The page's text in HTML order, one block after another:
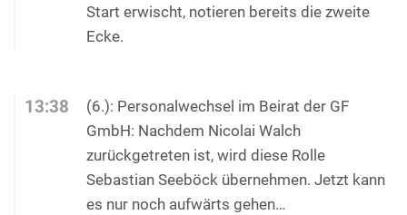
Start erwischt, notieren bereits die zweite
Ecke.
13:38
(6.): Personalwechsel im Beirat der GF
GmbH: Nachdem Nicolai Walch
zurückgetreten ist, wird diese Rolle
Sebastian Seeböck übernehmen. Jetzt kann
es nur noch aufwärts gehen…